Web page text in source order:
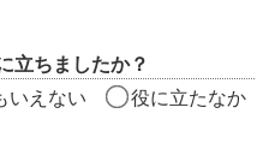
立ちましたか？
いえない
役に立たなか